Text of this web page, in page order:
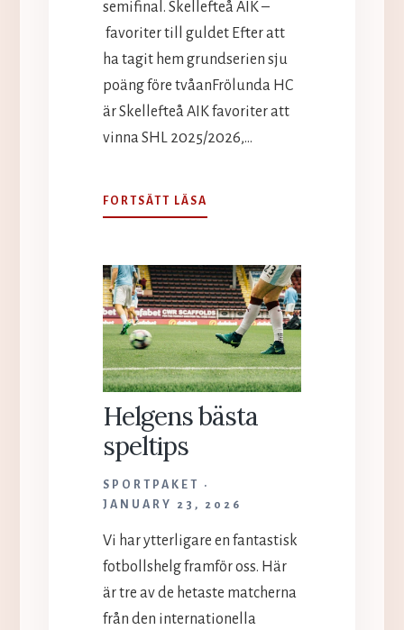
semifinal. Skellefteå AIK –
favoriter till guldet Efter att
ha tagit hem grundserien sju
poäng före tvåanFrölunda HC
är Skellefteå AIK favoriter att
vinna SHL 2025/2026,…
FORTSÄTT LÄSA
SHL:
KAN
AVGÖRA
HEMMA
MOT
MALMÖ
REDHAWKS
Helgens bästa
speltips
SPORTPAKET
JANUARY 23, 2026
Vi har ytterligare en fantastisk
fotbollshelg framför oss. Här
är tre av de hetaste matcherna
från den internationella